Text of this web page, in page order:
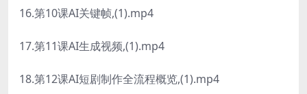
16.第10课AI关键帧,(1).mp4
17.第11课AI生成视频,(1).mp4
18.第12课AI短剧制作全流程概览,(1).mp4